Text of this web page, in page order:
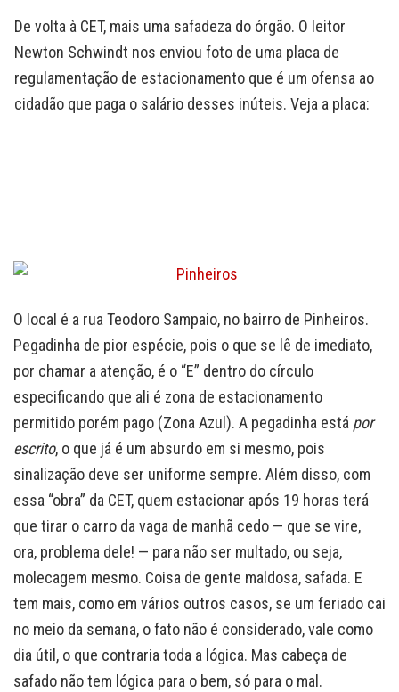
De volta à CET, mais uma safadeza do órgão. O leitor
Newton Schwindt nos enviou foto de uma placa de
regulamentação de estacionamento que é um ofensa ao
cidadão que paga o salário desses inúteis. Veja a placa:
O local é a rua Teodoro Sampaio, no bairro de Pinheiros.
Pegadinha de pior espécie, pois o que se lê de imediato,
por chamar a atenção, é o “E” dentro do círculo
especificando que ali é zona de estacionamento
permitido porém pago (Zona Azul). A pegadinha está por
escrito, o que já é um absurdo em si mesmo, pois
sinalização deve ser uniforme sempre. Além disso, com
essa “obra” da CET, quem estacionar após 19 horas terá
que tirar o carro da vaga de manhã cedo — que se vire,
ora, problema dele! — para não ser multado, ou seja,
molecagem mesmo. Coisa de gente maldosa, safada. E
tem mais, como em vários outros casos, se um feriado cai
no meio da semana, o fato não é considerado, vale como
dia útil, o que contraria toda a lógica. Mas cabeça de
safado não tem lógica para o bem, só para o mal.